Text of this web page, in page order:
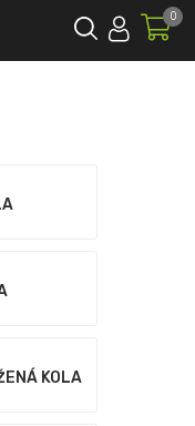
0
KOLA